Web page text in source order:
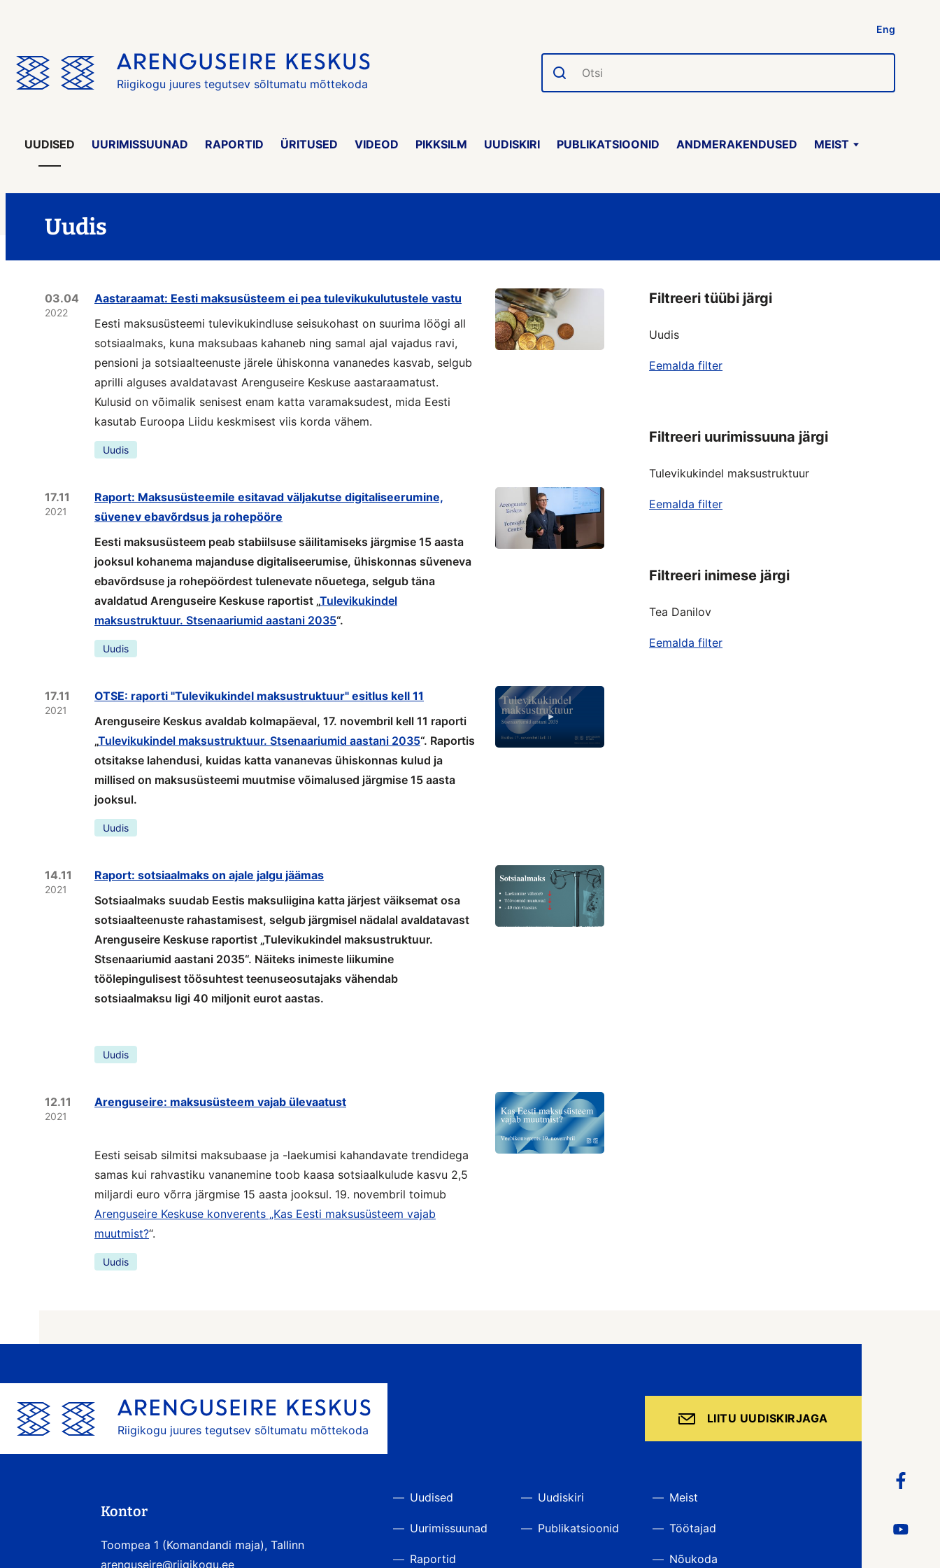
Eng
Riigikogu juures tegutsev sõltumatu mõttekoda
Otsi
UUDISED UURIMISSUUNAD RAPORTID ÜRITUSED VIDEOD PIKKSILM UUDISKIRI PUBLIKATSIOONID ANDMERAKENDUSED MEIST
Uudis
03.04
2022
Aastaraamat: Eesti maksusüsteem ei pea tulevikukulutustele vastu
Eesti maksusüsteemi tulevikukindluse seisukohast on suurima löögi all
sotsiaalmaks, kuna maksubaas kahaneb ning samal ajal vajadus ravi,
pensioni ja sotsiaalteenuste järele ühiskonna vananedes kasvab, selgub
aprilli alguses avaldatavast Arenguseire Keskuse aastaraamatust.
Kulusid on võimalik senisest enam katta varamaksudest, mida Eesti
kasutab Euroopa Liidu keskmisest viis korda vähem.
Uudis
17.11
2021
Raport: Maksusüsteemile esitavad väljakutse digitaliseerumine,
süvenev ebavõrdsus ja rohepööre
Eesti maksusüsteem peab stabiilsuse säilitamiseks järgmise 15 aasta
jooksul kohanema majanduse digitaliseerumise, ühiskonnas süveneva
ebavõrdsuse ja rohepöördest tulenevate nõuetega, selgub täna
avaldatud Arenguseire Keskuse raportist „Tulevikukindel
maksustruktuur. Stsenaariumid aastani 2035“.
Uudis
17.11
2021
OTSE: raporti "Tulevikukindel maksustruktuur" esitlus kell 11
Arenguseire Keskus avaldab kolmapäeval, 17. novembril kell 11 raporti
„Tulevikukindel maksustruktuur. Stsenaariumid aastani 2035“. Raportis
otsitakse lahendusi, kuidas katta vananevas ühiskonnas kulud ja
millised on maksusüsteemi muutmise võimalused järgmise 15 aasta
jooksul.
Uudis
14.11
2021
Raport: sotsiaalmaks on ajale jalgu jäämas
Sotsiaalmaks suudab Eestis maksuliigina katta järjest väiksemat osa
sotsiaalteenuste rahastamisest, selgub järgmisel nädalal avaldatavast
Arenguseire Keskuse raportist „Tulevikukindel maksustruktuur.
Stsenaariumid aastani 2035“. Näiteks inimeste liikumine
töölepingulisest töösuhtest teenuseosutajaks vähendab
sotsiaalmaksu ligi 40 miljonit eurot aastas.
Uudis
12.11
2021
Arenguseire: maksusüsteem vajab ülevaatust
Eesti seisab silmitsi maksubaase ja -laekumisi kahandavate trendidega
samas kui rahvastiku vananemine toob kaasa sotsiaalkulude kasvu 2,5
miljardi euro võrra järgmise 15 aasta jooksul. 19. novembril toimub
Arenguseire Keskuse konverents „Kas Eesti maksusüsteem vajab
muutmist?“.
Uudis
Filtreeri tüübi järgi
Uudis
Eemalda filter
Filtreeri uurimissuuna järgi
Tulevikukindel maksustruktuur
Eemalda filter
Filtreeri inimese järgi
Tea Danilov
Eemalda filter
Riigikogu juures tegutsev sõltumatu mõttekoda
LIITU UUDISKIRJAGA
Kontor
Toompea 1 (Komandandi maja), Tallinn
arenguseire@riigikogu.ee
Uudised
Uurimissuunad
Raportid
Uudiskiri
Publikatsioonid
Meist
Töötajad
Nõukoda